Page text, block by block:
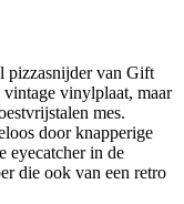
pizzasnijder van Gift
vinylplaat, maar
mes.
door knapperige
eyecatcher in de
die ook van een retro